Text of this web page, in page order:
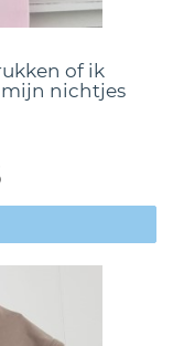
of ik
nichtjes